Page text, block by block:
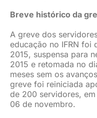
Breve histórico da
A greve dos
educação no IFRN foi
2015, suspensa para
2015 e retomada no
meses sem os
greve foi reiniciada
de 200 servidores,
06 de novembro.